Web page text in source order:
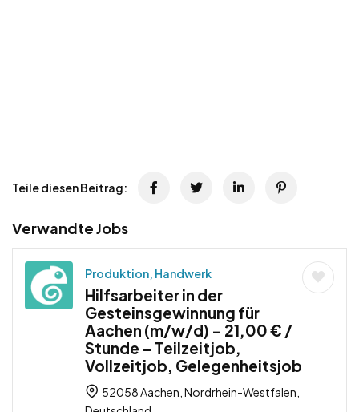
Teile diesen Beitrag:
Verwandte Jobs
Produktion, Handwerk
Hilfsarbeiter in der
Gesteinsgewinnung für
Aachen (m/w/d) – 21,00 € /
Stunde – Teilzeitjob,
Vollzeitjob, Gelegenheitsjob
52058 Aachen, Nordrhein-Westfalen,